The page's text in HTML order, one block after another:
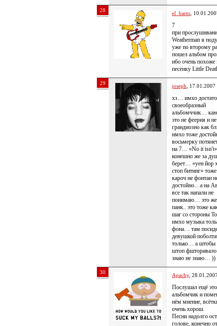
28 el_barto ,
7
при
Weatherman я
уже по второму
пошел альбом
ибо очень похоже
песенку Little
29 joseph ,
хз… имхо
своеобразный
альбомччик…
это не феерия и
грандиозно как
имхо тоже
восьмерку
на 7… «No it isn't»
конешно же за
берет… «уен йор
стоп битинг»
кароч не фонтан
достойно…а на
все так напали не
понимаю… это же
панк.. это тоже
шаг со стороны
имхо музыка
фона… там
девушкой
только… а штобы
штоп
знаю не знаю… ))
30 Apachy,
Послушал ещё
альбомчик и
нём мнение,
очень хорош.
Песни надолго
голове, конечно от